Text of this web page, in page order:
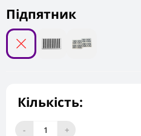
Підпятник
Кількість:
- +